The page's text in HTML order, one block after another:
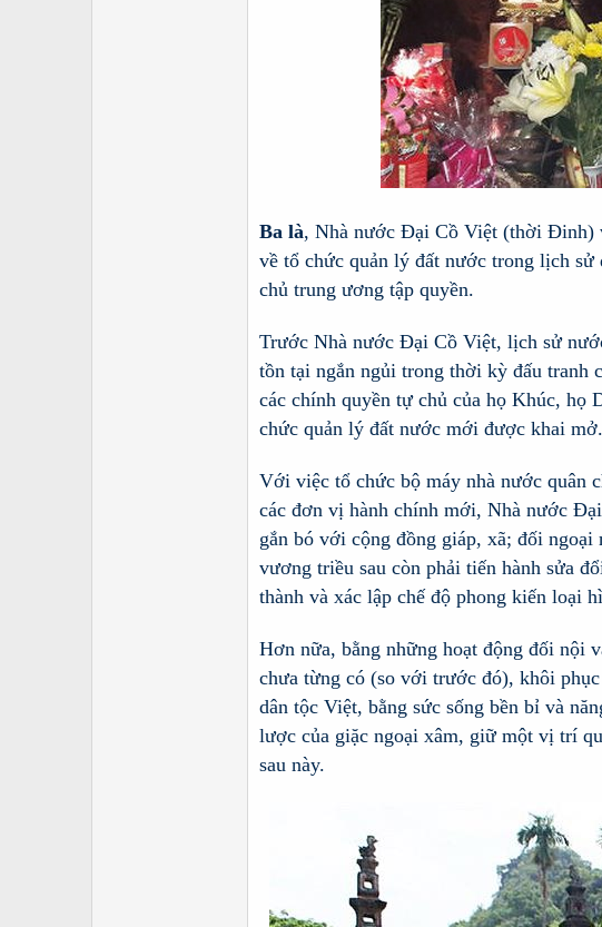
Ba là, Nhà nước Đại Cồ Việt (thời Đinh)
về tổ chức quản lý đất nước trong lịch
chủ trung ương tập quyền.
Trước Nhà nước Đại Cồ Việt, lịch sử
tồn tại ngắn ngủi trong thời kỳ đấu
các chính quyền tự chủ của họ Khúc,
chức quản lý đất nước mới được khai mở.
Với việc tổ chức bộ máy nhà nước quân
các đơn vị hành chính mới, Nhà nước
gắn bó với cộng đồng giáp, xã; đối ngoại
vương triều sau còn phải tiến hành sửa
thành và xác lập chế độ phong kiến loại
Hơn nữa, bằng những hoạt động đối nội
chưa từng có (so với trước đó), khôi
dân tộc Việt, bằng sức sống bền bỉ và
lược của giặc ngoại xâm, giữ một vị trí
sau này.